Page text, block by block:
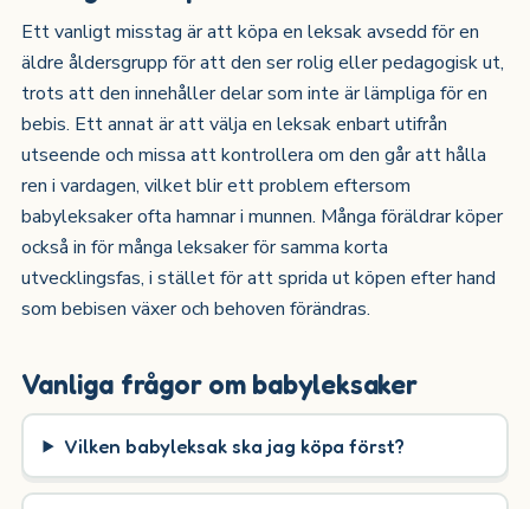
Ett vanligt misstag är att köpa en leksak avsedd för en
äldre åldersgrupp för att den ser rolig eller pedagogisk ut,
trots att den innehåller delar som inte är lämpliga för en
bebis. Ett annat är att välja en leksak enbart utifrån
utseende och missa att kontrollera om den går att hålla
ren i vardagen, vilket blir ett problem eftersom
babyleksaker ofta hamnar i munnen. Många föräldrar köper
också in för många leksaker för samma korta
utvecklingsfas, i stället för att sprida ut köpen efter hand
som bebisen växer och behoven förändras.
Vanliga frågor om babyleksaker
Vilken babyleksak ska jag köpa först?